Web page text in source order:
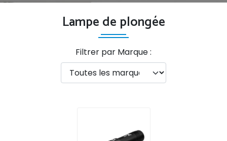
Lampe de plongée
Filtrer par Marque :